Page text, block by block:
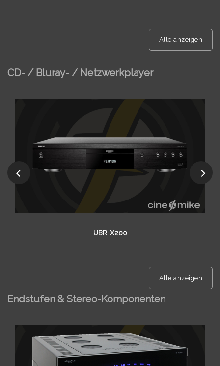
Alle anzeigen
CD- / Bluray- / Netzwerkplayer
SACD 30 N
Alle anzeigen
Endstufen & Stereo-Komponenten